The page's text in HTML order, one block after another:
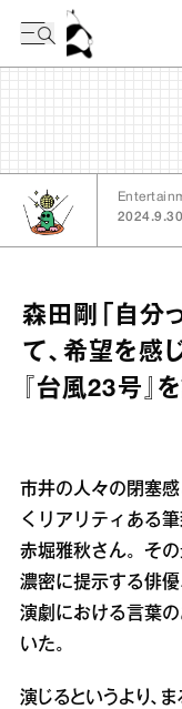
2024.9.30
森田剛「自分
て、希望を感
『台風23号』
市井の人々の閉塞
くリアリティある
赤堀雅秋さん。そ
濃密に提示する俳
演劇における言葉
いた。
演じるというより、